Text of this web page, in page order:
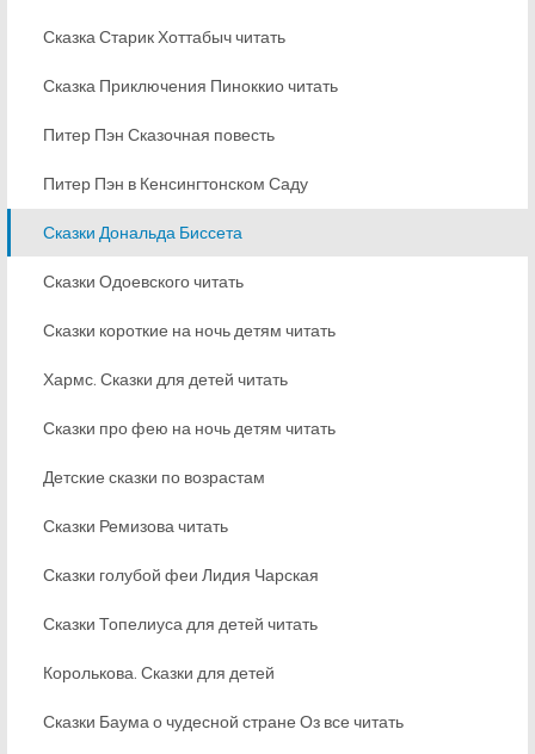
Сказка Старик Хоттабыч читать
Сказка Приключения Пиноккио читать
Питер Пэн Сказочная повесть
Питер Пэн в Кенсингтонском Саду
Сказки Дональда Биссета
Сказки Одоевского читать
Сказки короткие на ночь детям читать
Хармс. Сказки для детей читать
Сказки про фею на ночь детям читать
Детские сказки по возрастам
Сказки Ремизова читать
Сказки голубой феи Лидия Чарская
Сказки Топелиуса для детей читать
Королькова. Сказки для детей
Сказки Баума о чудесной стране Оз все читать